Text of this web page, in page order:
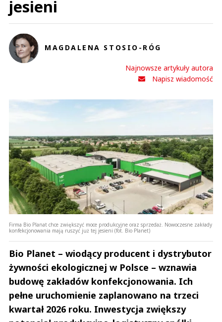
jesieni
MAGDALENA STOSIO-RÓG
Najnowsze artykuły autora
Napisz wiadomość
Firma Bio Planat chce zwiększyć moce produkcyjne oraz sprzedaż. Nowoczesne zakłady
konfekcjonowania mają ruszyć już tej jesieni (fot. Bio Planet)
Bio Planet – wiodący producent i dystrybutor
żywności ekologicznej w Polsce – wznawia
budowę zakładów konfekcjonowania. Ich
pełne uruchomienie zaplanowano na trzeci
kwartał 2026 roku. Inwestycja zwiększy